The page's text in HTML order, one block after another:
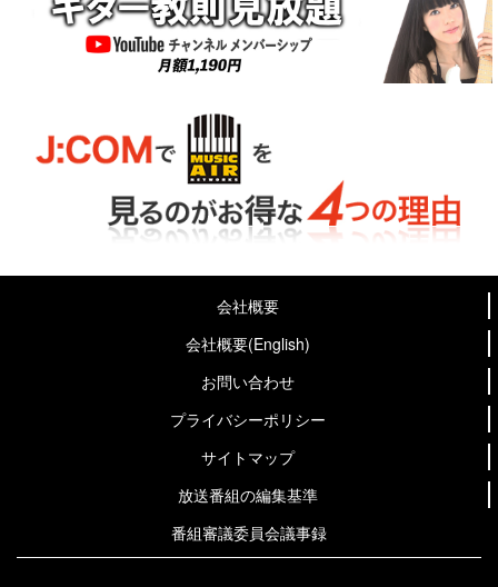
会社概要
会社概要(English)
お問い合わせ
プライバシーポリシー
サイトマップ
放送番組の編集基準
番組審議委員会議事録